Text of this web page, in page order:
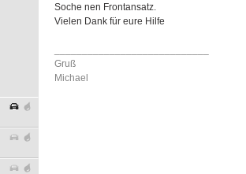
Soche nen Frontansatz.
Vielen Dank für eure Hilfe
Gruß
Michael